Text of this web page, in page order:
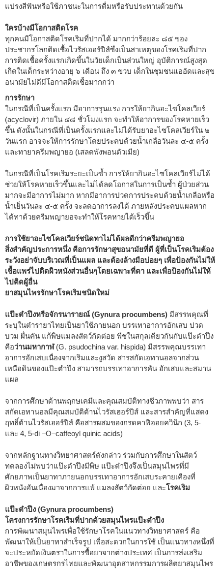
แปรงสีฟันหรือใช้ภาชนะในการดื่มหรือรับประทานด้วยกัน
ใครบ้างมีโอกาสติดโรค
ทุกคนมีโอกาสติดโรคเริมที่ปากได้ มากกว่าร้อยละ ๘๕ ของ
ประชากรโลกติดเชื้อไวรัสเฮอร์ปีส์ซึ่งเป็นสาเหตุของโรคเริมที่ปาก
การติดเชื้อครั้งแรกเกิดขึ้นในวัยเด็กเป็นส่วนใหญ่ อุบัติการณ์สูงสุด
เกิดในเด็กระหว่างอายุ ๖ เดือน ถึง ๓ ขวบ เด็กในชุมชนแออัดและสุข
อนามัยไม่ดีมีโอกาสติดเชื้อมากกว่า
การรักษา
ในกรณีที่เป็นครั้งแรก มีอาการรุนแรง การให้ยากินอะไซโคลเวียร์
(acyclovir) ภายใน ๔๘ ชั่วโมงแรก จะทำให้อาการของโรคหายเร็ว
ขึ้น ดังนั้นในกรณีที่เป็นครั้งแรกและไม่ได้รับยาอะไซโคลเวียร์ใน ๒
วันแรก อาจจะให้การรักษาโดยประคบด้วยน้ำเกลือวันละ ๔-๕ ครั้ง
และทายาครีมพญายอ (เสลดพังพอนตัวเมีย)
ในกรณีที่เป็นโรคเริมระยะเป็นซ้ำ การให้ยากินอะไซโคลเวียร์ไม่ได้
ช่วยให้โรคหายเร็วขึ้นและไม่ได้ลดโอกาสในการเป็นซ้ำ ผู้ป่วยส่วน
มากจะมีอาการไม่มาก หากมีอาการปวดการประคบด้วยน้ำเกลือหรือ
น้ำเย็นวันละ ๔-๕ ครั้ง จะลดอาการลงได้ ภายหลังประคบแผลหาก
ได้ทาด้วยครีมพญายอจะทำให้โรคหายได้เร็วขึ้น
การใช้ยาอะไซโคลเวียร์ชนิดทาไม่ได้ผลดีกว่าครีมพญายอ
สิ่งสำคัญประการหนึ่ง คือการรักษาสุขอนามัยที่ดี ผู้ที่เป็นโรคเริมต้อง
ระวังอย่าจับบริเวณที่เป็นแผล และต้องล้างมือบ่อยๆ เพื่อป้องกันไม่ให้
เชื้อแพร่ไปติดผิวหนังส่วนอื่นๆโดยเฉพาะที่ตา และเพื่อป้องกันไม่ให้
ไปติดผู้อื่น
ยาสมุนไพรรักษาโรคเริมชนิดใหม่
แป๊ะตำปึงหรือจักรนารายณ์ (Gynura procumbens) มีสรรพคุณที่
ระบุในตำรายาไทยเป็นยาใช้ภายนอก บรรเทาอาการอักเสบ ปวด
บวม ผื่นคัน แก้พิษแมลงสัตว์กัดต่อย พืชในสกุลเดียวกันกับแป๊ะตำปึง
คือว่านมหากาฬ(G. psudochina var. hispida) มีสรรพคุณบรรเทา
อาการอักเสบเนื่องจากเริมและงูสวัด สารสกัดเอทานอลจากส่วน
เหนือดินของแป๊ะตำปึง สามารถบรรเทาอาการคัน อักเสบและสมาน
แผล
จากการศึกษาด้านพฤกษเคมีและคุณสมบัติทางชีวภาพพบว่า สาร
สกัดเอทานอลมีคุณสมบัติต้านไวรัสเฮอร์ปีส์ และสารสำคัญที่แสดง
ฤทธิ์ต้านไวรัสเฮอร์ปีส์ คือสารผสมของกรดคาฟีออยควินิก (3, 5-
และ 4, 5-di –O–caffeoyl quinic acids)
จากหลักฐานทางวิทยาศาสตร์ดังกล่าว ร่วมกับการศึกษาในสัตว์
ทดลองไม่พบว่าแป๊ะตำปึงมีพิษ แป๊ะตำปึงจึงเป็นสมุนไพรที่มี
ศักยภาพเป็นยาทาภายนอกบรรเทาอาการอักเสบระคายเคืองที่
ผิวหนังอันเนื่องมาจากการแพ้ แมลงสัตว์กัดต่อย และโรคเริม
แป๊ะตำปึง (Gynura procumbens)
โครงการรักษาโรคเริมที่ปากด้วยสมุนไพรแป๊ะตำปึง
การพัฒนาสมุนไพรเพื่อใช้รักษาโรคในแนวทางวิทยาศาสตร์ คือ
พัฒนาให้เป็นยาทาสำเร็จรูป เพื่อสะดวกในการใช้ เป็นแนวทางหนึ่งที่
จะประหยัดเงินตราในการซื้อยาจากต่างประเทศ เป็นการส่งเสริม
อาชีพของเกษตรกรไทยและพัฒนาอุตสาหกรรมการผลิตยาสมุนไพร